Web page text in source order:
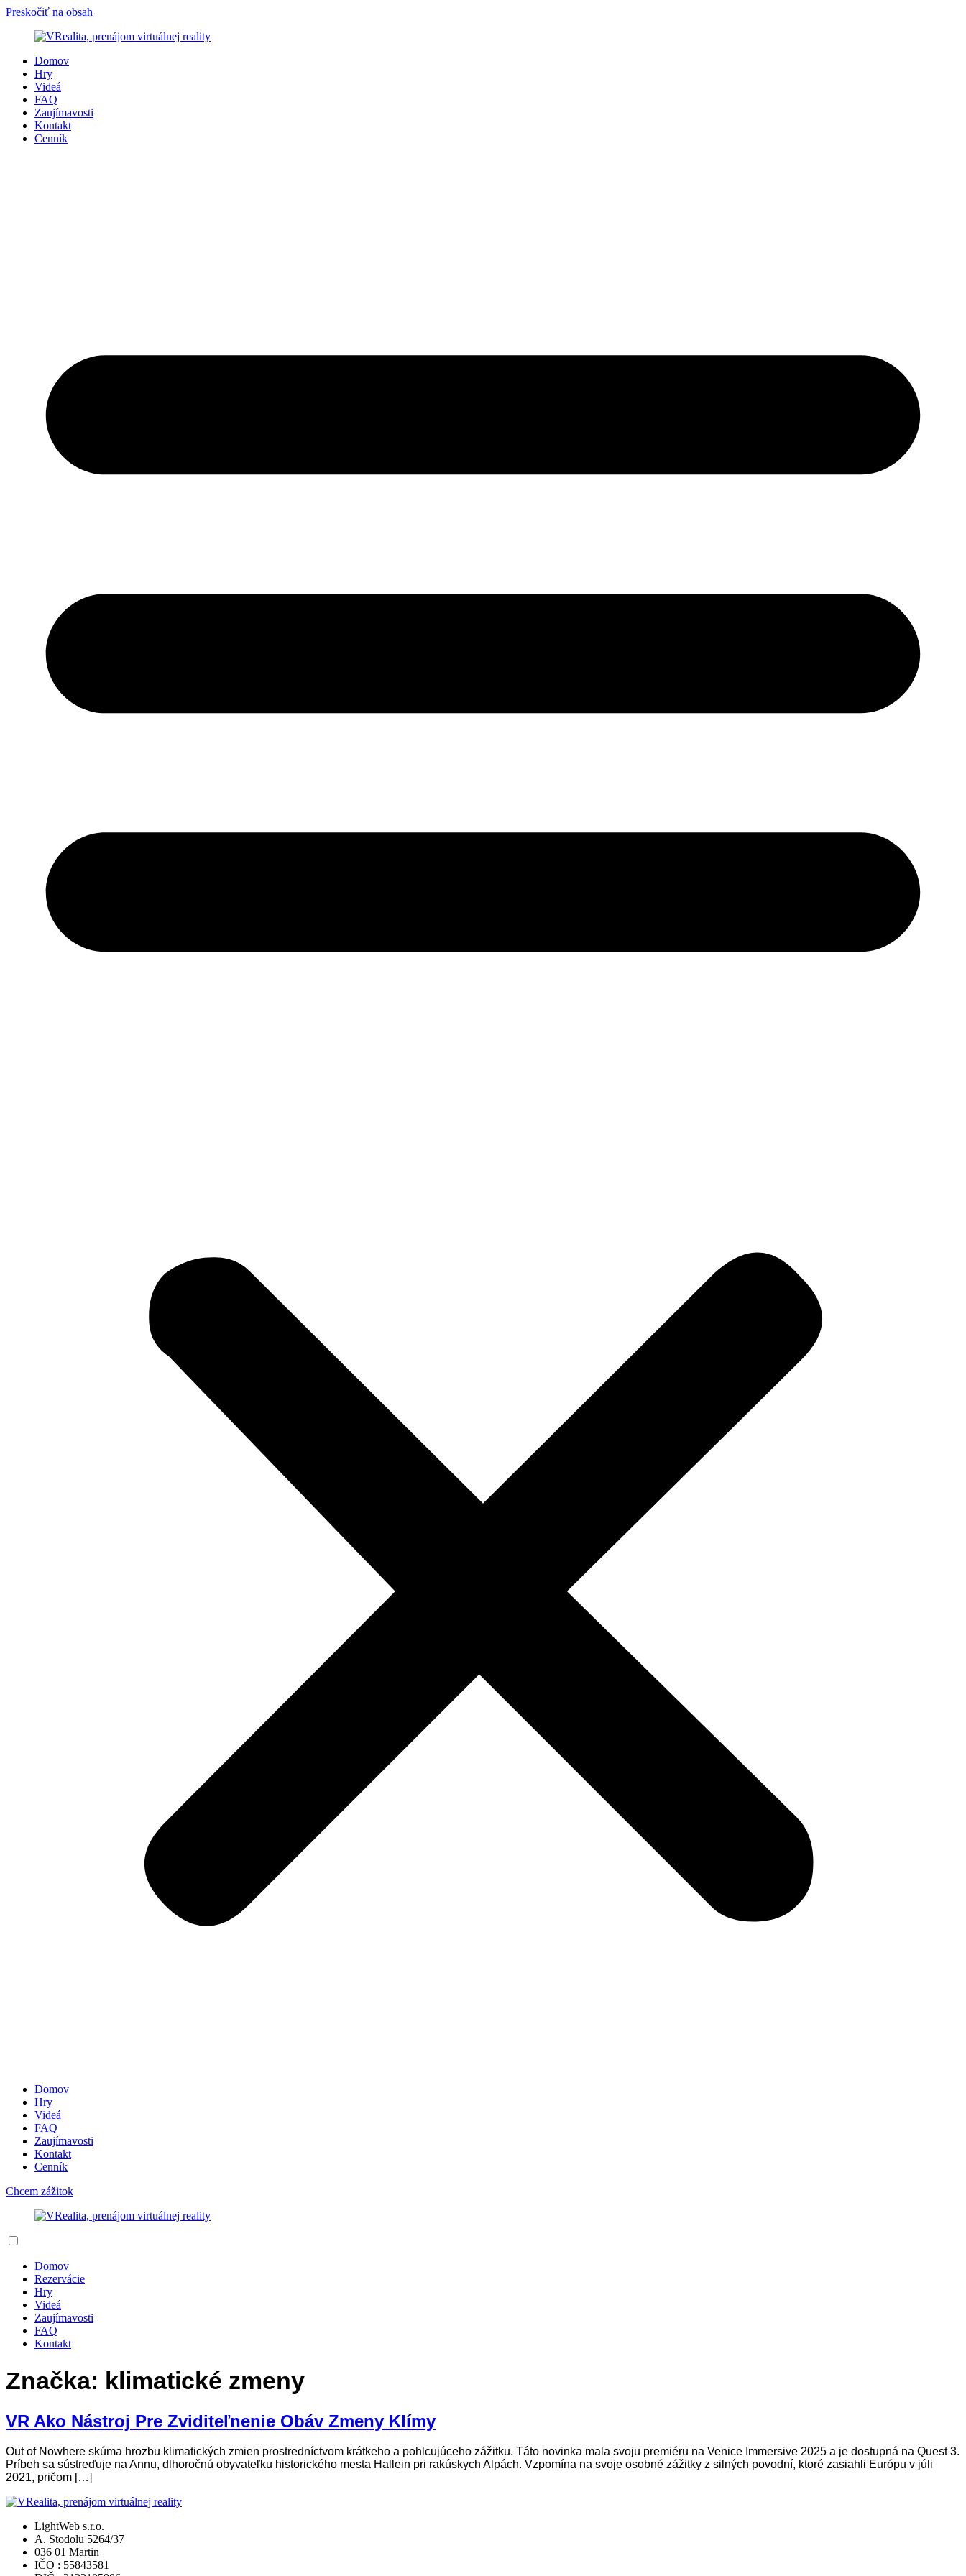
Preskočiť na obsah
Domov
Hry
Videá
FAQ
Zaujímavosti
Kontakt
Cenník
Domov
Hry
Videá
FAQ
Zaujímavosti
Kontakt
Cenník
Chcem zážitok
Domov
Rezervácie
Hry
Videá
Zaujímavosti
FAQ
Kontakt
Značka: klimatické zmeny
VR Ako Nástroj Pre Zviditeľnenie Obáv Zmeny Klímy
Out of Nowhere skúma hrozbu klimatických zmien prostredníctvom krátkeho a pohlcujúceho zážitku. Táto novinka mala svoju premiéru na Venice Immersive 2025 a je dostupná na Quest 3.
Príbeh sa sústreďuje na Annu, dlhoročnú obyvateľku historického mesta Hallein pri rakúskych Alpách. Vzpomína na svoje osobné zážitky z silných povodní, ktoré zasiahli Európu v júli
2021, pričom […]
LightWeb s.r.o.
A. Stodolu 5264/37
036 01 Martin
IČO : 55843581